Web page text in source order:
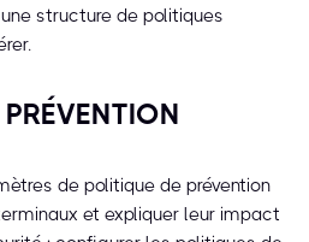
structure de politiques
de politique de prévention
et expliquer leur impact